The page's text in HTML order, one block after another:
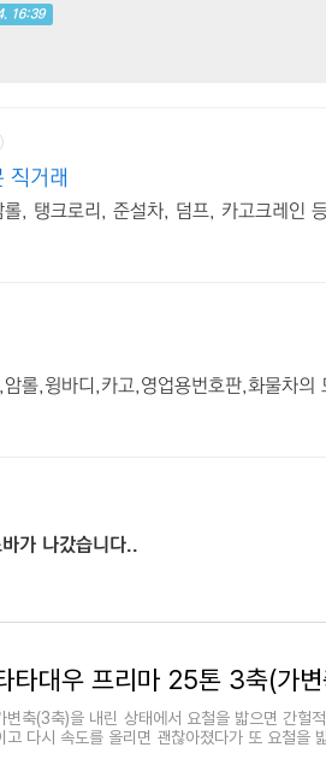
16:39
직거래
, 탱크로리, 준설차, 덤프, 카고크레인
롤,윙바디,카고,영업용번호판,화물차의
가 나갔습니다..
변축(3축)을 내린 상태에서 요철을 밟으면 간헐
고 다시 속도를 올리면 괜찮아졌다가 또 요철을